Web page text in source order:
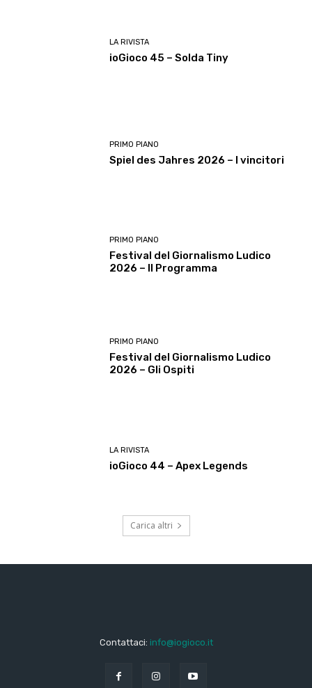
LA RIVISTA
ioGioco 45 – Solda Tiny
PRIMO PIANO
Spiel des Jahres 2026 – I vincitori
PRIMO PIANO
Festival del Giornalismo Ludico
2026 – Il Programma
PRIMO PIANO
Festival del Giornalismo Ludico
2026 – Gli Ospiti
LA RIVISTA
ioGioco 44 – Apex Legends
Carica altri
Contattaci: info@iogioco.it